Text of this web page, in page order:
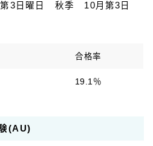
3日曜日 秋季 10月第3日
合格率
19.1％
(AU)